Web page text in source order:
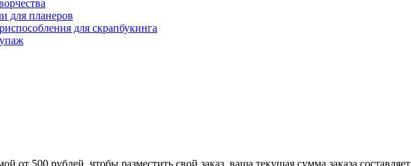
для планеров
для скрапбукинга
от 500 рублей, чтобы разместить свой заказ, ваша текущая сумма заказа составляет